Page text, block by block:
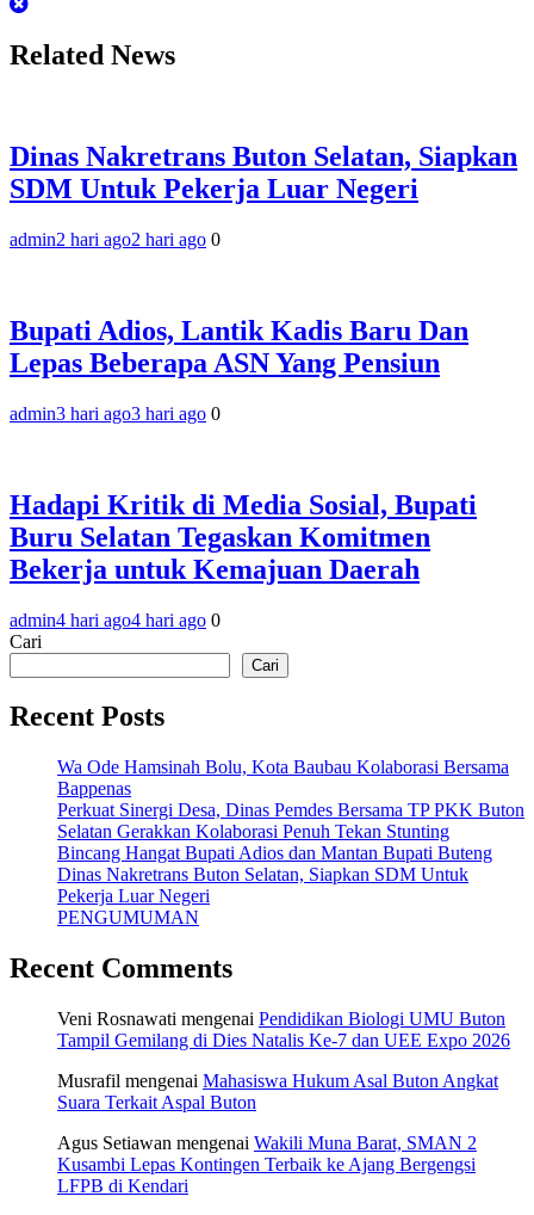
Related News
Dinas Nakretrans Buton Selatan, Siapkan
SDM Untuk Pekerja Luar Negeri
admin2 hari ago2 hari ago 0
Bupati Adios, Lantik Kadis Baru Dan
Lepas Beberapa ASN Yang Pensiun
admin3 hari ago3 hari ago 0
Hadapi Kritik di Media Sosial, Bupati
Buru Selatan Tegaskan Komitmen
Bekerja untuk Kemajuan Daerah
admin4 hari ago4 hari ago 0
Cari
Cari
Recent Posts
Wa Ode Hamsinah Bolu, Kota Baubau Kolaborasi Bersama
Bappenas
Perkuat Sinergi Desa, Dinas Pemdes Bersama TP PKK Buton
Selatan Gerakkan Kolaborasi Penuh Tekan Stunting
Bincang Hangat Bupati Adios dan Mantan Bupati Buteng
Dinas Nakretrans Buton Selatan, Siapkan SDM Untuk
Pekerja Luar Negeri
PENGUMUMAN
Recent Comments
Veni Rosnawati mengenai Pendidikan Biologi UMU Buton
Tampil Gemilang di Dies Natalis Ke-7 dan UEE Expo 2026
Musrafil mengenai Mahasiswa Hukum Asal Buton Angkat
Suara Terkait Aspal Buton
Agus Setiawan mengenai Wakili Muna Barat, SMAN 2
Kusambi Lepas Kontingen Terbaik ke Ajang Bergengsi
LFPB di Kendari